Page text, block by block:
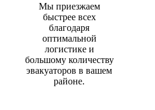
Мы приезжаем
быстрее всех
благодаря
оптимальной
логистике и
большому количеству
эвакуаторов в вашем
районе.